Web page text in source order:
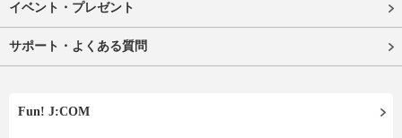
イベント・プレゼント
サポート・よくある質問
Fun! J:COM